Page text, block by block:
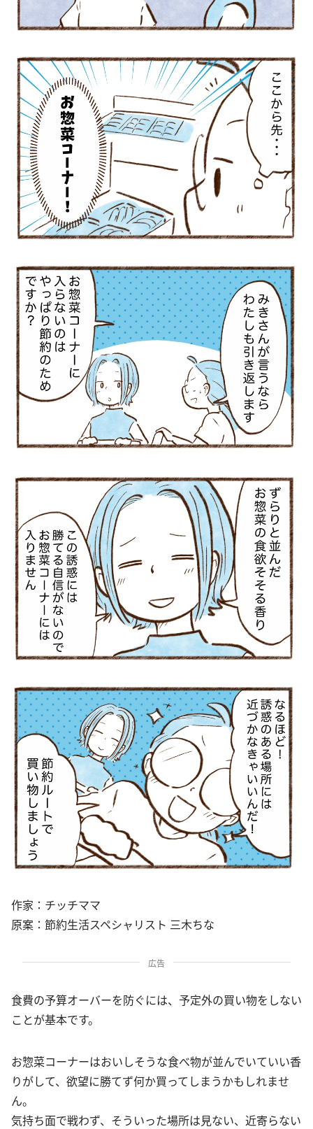
作家：チッチママ
原案：節約生活スペシャリスト 三木ちな
広告
食費の予算オーバーを防ぐには、予定外の買い物をしない
ことが基本です。
お惣菜コーナーはおいしそうな食べ物が並んでいていい香
りがして、欲望に勝てず何か買ってしまうかもしれませ
ん。
気持ち面で戦わず、そういった場所は見ない、近寄らない